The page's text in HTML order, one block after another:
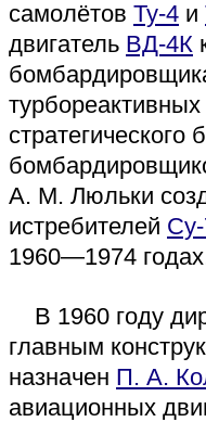
самолётов Ту-4 и
двигатель ВД-4К
А. М. Люльки
истребителей
1960—1974
В 1960 году
главным
назначен П. А.
авиационных